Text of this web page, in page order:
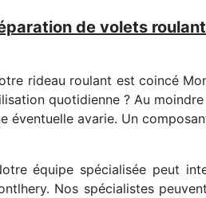
de volets
rideau roulant est coincé
quotidienne ? Au
éventuelle avarie. Un
équipe spécialisée peut
Nos spécialistes